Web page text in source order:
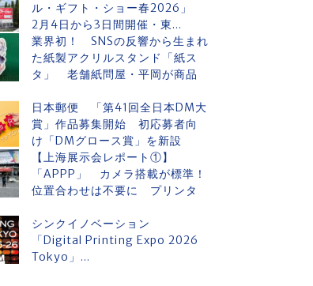
ル・ギフト・ショー春2026」
2月4日から3日間開催・東...
業界初！ SNSの反響から生まれ
た紙製アクリルスタンド「紙ス
タ」 老舗紙問屋・平岡が商品
日本郵便 「第41回全日本DM大
賞」作品募集開始 初応募者向
け「DMグロース賞」を新設
【上海展示会レポート①】
「APPP」 カメラ搭載が標準！
位置合わせは不要に プリンタ
シンクイノベーション
「Digital Printing Expo 2026
Tokyo」...